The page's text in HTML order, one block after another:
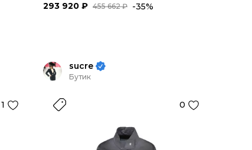
455 662 ₽
293 920 ₽ -35%
1
sucre
Бутик
0